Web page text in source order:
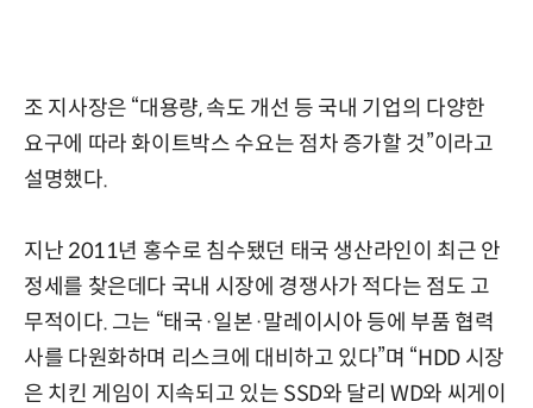
조 지사장은 “대용량, 속도 개선 등 국내 기업의 다양한
요구에 따라 화이트박스 수요는 점차 증가할 것”이라고
설명했다.
지난 2011년 홍수로 침수됐던 태국 생산라인이 최근 안
정세를 찾은데다 국내 시장에 경쟁사가 적다는 점도 고
무적이다. 그는 “태국·일본·말레이시아 등에 부품 협력
사를 다원화하며 리스크에 대비하고 있다”며 “HDD 시장
은 치킨 게임이 지속되고 있는 SSD와 달리 WD와 씨게이